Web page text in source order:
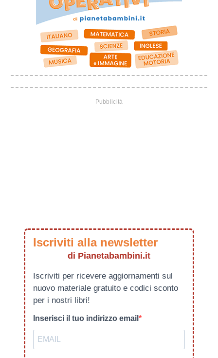
Iscriviti alla newsletter
di Pianetabambini.it
Iscriviti per ricevere aggiornamenti sul
nuovo materiale gratuito e codici sconto
per i nostri libri!
Inserisci il tuo indirizzo email